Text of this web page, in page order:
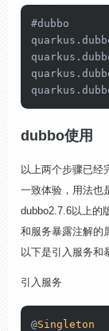
#dubbo
quarkus.
quarkus.
quarkus.
quarkus.
dubbo使用
以上两个步骤已经
一致体验，用法也
dubbo2.7.6以上的
和服务暴露注解的
以下是引入服务和
引入服务
@Singleton